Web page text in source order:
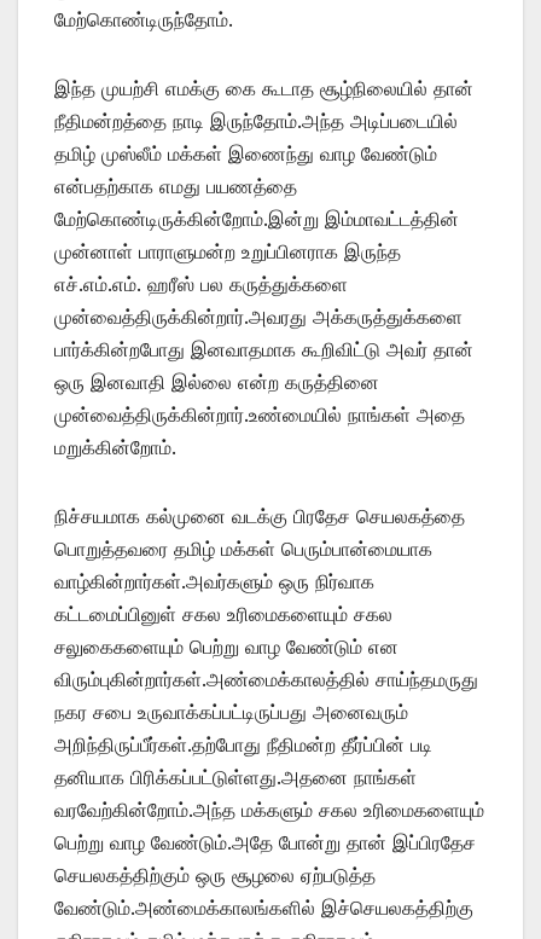
மேற்கொண்டிருந்தோம்.
இந்த முயற்சி எமக்கு கை கூடாத சூழ்நிலையில் தான்
நீதிமன்றத்தை நாடி இருந்தோம்.அந்த அடிப்படையில்
தமிழ் முஸ்லீம் மக்கள் இணைந்து வாழ வேண்டும்
என்பதற்காக எமது பயணத்தை
மேற்கொண்டிருக்கின்றோம்.இன்று இம்மாவட்டத்தின்
முன்னாள் பாராளுமன்ற உறுப்பினராக இருந்த
எச்.எம்.எம். ஹரீஸ் பல கருத்துக்களை
முன்வைத்திருக்கின்றார்.அவரது அக்கருத்துக்களை
பார்க்கின்றபோது இனவாதமாக கூறிவிட்டு அவர் தான்
ஒரு இனவாதி இல்லை என்ற கருத்தினை
முன்வைத்திருக்கின்றார்.உண்மையில் நாங்கள் அதை
மறுக்கின்றோம்.
நிச்சயமாக கல்முனை வடக்கு பிரதேச செயலகத்தை
பொறுத்தவரை தமிழ் மக்கள் பெரும்பான்மையாக
வாழ்கின்றார்கள்.அவர்களும் ஒரு நிர்வாக
கட்டமைப்பினுள் சகல உரிமைகளையும் சகல
சலுகைகளையும் பெற்று வாழ வேண்டும் என
விரும்புகின்றார்கள்.அண்மைக்காலத்தில் சாய்ந்தமருது
நகர சபை உருவாக்கப்பட்டிருப்பது அனைவரும்
அறிந்திருப்பீர்கள்.தற்போது நீதிமன்ற தீர்ப்பின் படி
தனியாக பிரிக்கப்பட்டுள்ளது.அதனை நாங்கள்
வரவேற்கின்றோம்.அந்த மக்களும் சகல உரிமைகளையும்
பெற்று வாழ வேண்டும்.அதே போன்று தான் இப்பிரதேச
செயலகத்திற்கும் ஒரு சூழலை ஏற்படுத்த
வேண்டும்.அண்மைக்காலங்களில் இச்செயலகத்திற்கு